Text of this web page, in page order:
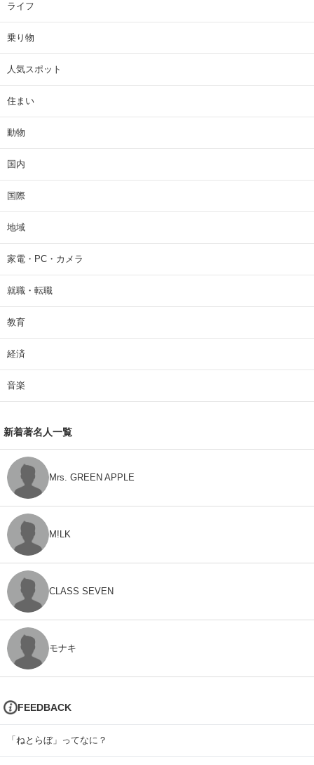
ライフ
乗り物
人気スポット
住まい
動物
国内
国際
地域
家電・PC・カメラ
就職・転職
教育
経済
音楽
新着著名人一覧
Mrs. GREEN APPLE
M!LK
CLASS SEVEN
モナキ
FEEDBACK
「ねとらぼ」ってなに？